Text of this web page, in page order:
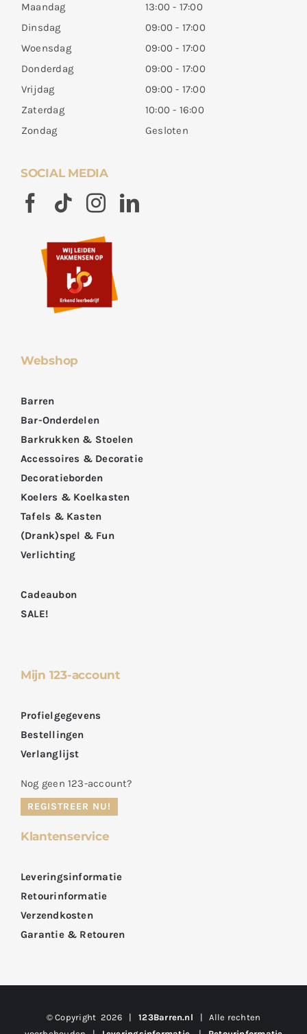
Maandag
13:00 - 17:00
Dinsdag
09:00 - 17:00
Woensdag
09:00 - 17:00
Donderdag
09:00 - 17:00
Vrijdag
09:00 - 17:00
Zaterdag
10:00 - 16:00
Zondag
Gesloten
SOCIAL MEDIA
Webshop
Barren
Bar-Onderdelen
Barkrukken & Stoelen
Accessoires & Decoratie
Decoratieborden
Koelers & Koelkasten
Tafels & Kasten
(Drank)spel & Fun
Verlichting
Cadeaubon
SALE!
Mijn 123-account
Profielgegevens
Bestellingen
Verlanglijst
Nog geen 123-account?
REGISTREER NU!
Klantenservice
Leveringsinformatie
Retourinformatie
Verzendkosten
Garantie & Retouren
© Copyright 2026 |123Barren.nl | Alle rechten